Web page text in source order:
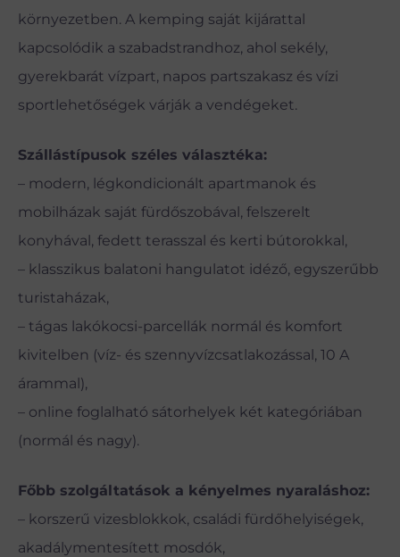
környezetben. A kemping saját kijárattal
kapcsolódik a szabadstrandhoz, ahol sekély,
gyerekbarát vízpart, napos partszakasz és vízi
sportlehetőségek várják a vendégeket.
Szállástípusok széles választéka:
– modern, légkondicionált apartmanok és
mobilházak saját fürdőszobával, felszerelt
konyhával, fedett terasszal és kerti bútorokkal,
– klasszikus balatoni hangulatot idéző, egyszerűbb
turistaházak,
– tágas lakókocsi-parcellák normál és komfort
kivitelben (víz- és szennyvízcsatlakozással, 10 A
árammal),
– online foglalható sátorhelyek két kategóriában
(normál és nagy).
Főbb szolgáltatások a kényelmes nyaraláshoz:
– korszerű vizesblokkok, családi fürdőhelyiségek,
akadálymentesített mosdók,